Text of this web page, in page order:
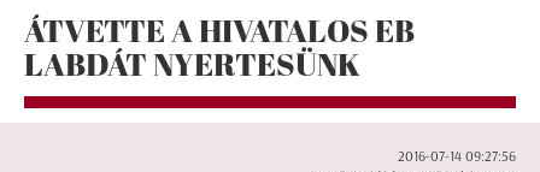
ÁTVETTE A HIVATALOS EB
LABDÁT NYERTESÜNK
2016-07-14 09:27:56